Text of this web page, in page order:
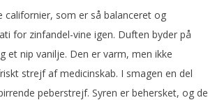
californier, som er så balanceret og
for zinfandel-vine igen. Duften byder på
nip vanilje. Den er varm, men ikke
strejf af medicinskab. I smagen en del
peberstrejf. Syren er behersket, og de